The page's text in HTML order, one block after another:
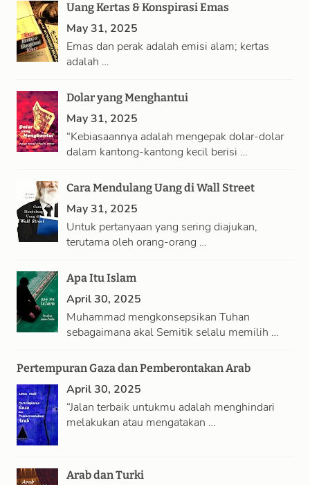
Uang Kertas & Konspirasi Emas
May 31, 2025
Emas dan perak adalah emisi alam; kertas
adalah …
Dolar yang Menghantui
May 31, 2025
“Kebiasaannya adalah mengepak dolar-dolar
dalam kantong-kantong kecil berisi …
Cara Mendulang Uang di Wall Street
May 31, 2025
Untuk pertanyaan yang sering diajukan,
terutama oleh orang-orang …
Apa Itu Islam
April 30, 2025
Muhammad mengkonsepsikan Tuhan
sebagaimana akal Semitik selalu memilih …
Pertempuran Gaza dan Pemberontakan Arab
April 30, 2025
“Jalan terbaik untukmu adalah menghindari
melakukan atau mengatakan …
Arab dan Turki